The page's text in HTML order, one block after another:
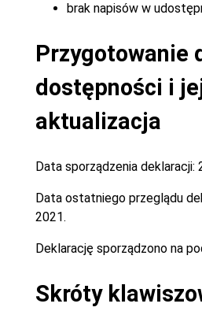
brak napisów w
Przygotowanie
dostępności i
aktualizacja
Data sporządzenia deklaracji:
Data ostatniego przeglądu
2021.
Deklarację sporządzono na
Skróty